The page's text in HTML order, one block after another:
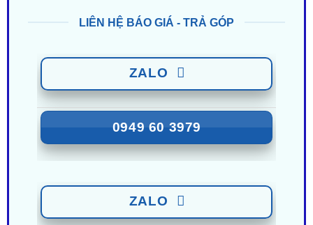
LIÊN HỆ BÁO GIÁ - TRẢ GÓP
ZALO
0949 60 3979